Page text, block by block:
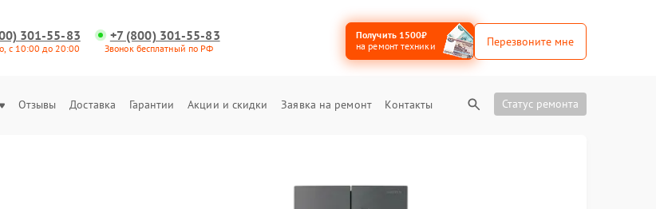
301-55-83
с 10:00 до 20:00
+7 (800) 301-55-83
Звонок бесплатный по РФ
Получить 1500₽
на ремонт техники
Перезвоните мне
Отзывы Доставка Гарантии Акции и скидки Заявка на ремонт Контакты Статус ремонта